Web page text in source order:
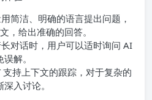
用简洁、明确的语言提出问题，
，给出准确的回答。
长对话时，用户可以适时询问 AI
解。
支持上下文的跟踪，对于复杂的
入讨论。